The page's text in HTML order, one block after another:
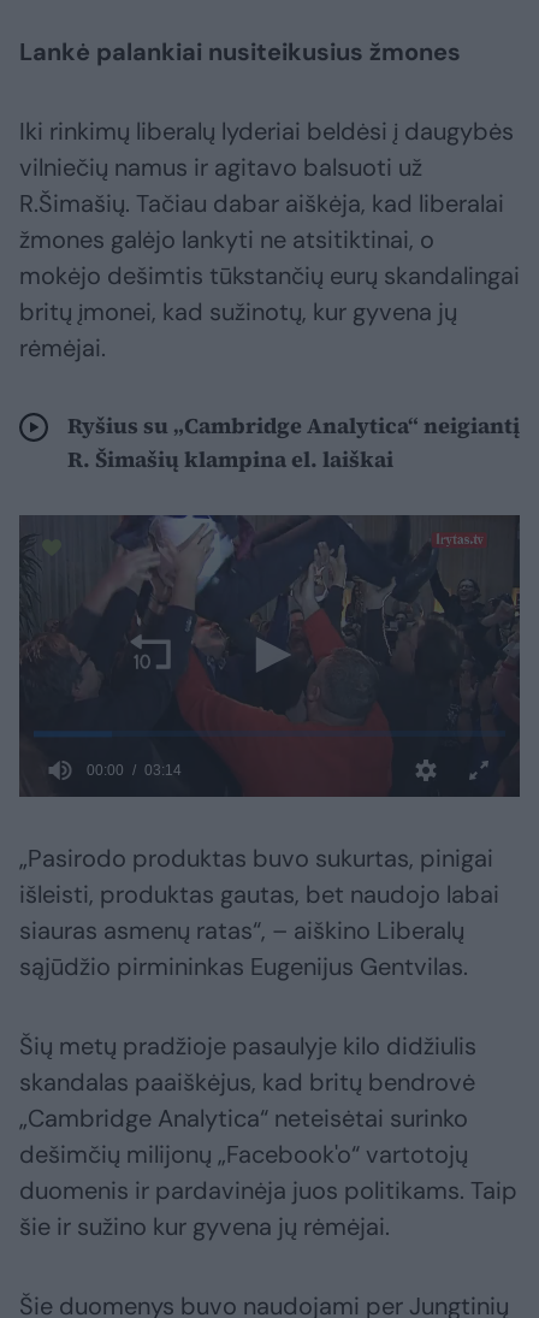
Lankė palankiai nusiteikusius žmones
Iki rinkimų liberalų lyderiai beldėsi į daugybės
vilniečių namus ir agitavo balsuoti už
R.Šimašių. Tačiau dabar aiškėja, kad liberalai
žmones galėjo lankyti ne atsitiktinai, o
mokėjo dešimtis tūkstančių eurų skandalingai
britų įmonei, kad sužinotų, kur gyvena jų
rėmėjai.
Ryšius su „Cambridge Analytica“ neigiantį
R. Šimašių klampina el. laiškai
„Pasirodo produktas buvo sukurtas, pinigai
išleisti, produktas gautas, bet naudojo labai
siauras asmenų ratas“, – aiškino Liberalų
sąjūdžio pirmininkas Eugenijus Gentvilas.
Šių metų pradžioje pasaulyje kilo didžiulis
skandalas paaiškėjus, kad britų bendrovė
„Cambridge Analytica“ neteisėtai surinko
dešimčių milijonų „Facebook'o“ vartotojų
duomenis ir pardavinėja juos politikams. Taip
šie ir sužino kur gyvena jų rėmėjai.
Šie duomenys buvo naudojami per Jungtinių